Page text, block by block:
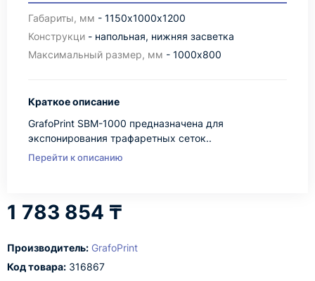
Габариты, мм - 1150х1000х1200
Конструкци - напольная, нижняя засветка
Максимальный размер, мм - 1000х800
Краткое описание
GrafoPrint SBM-1000 предназначена для
экспонирования трафаретных сеток..
Перейти к описанию
1 783 854 ₸
Производитель: GrafoPrint
Код товара: 316867